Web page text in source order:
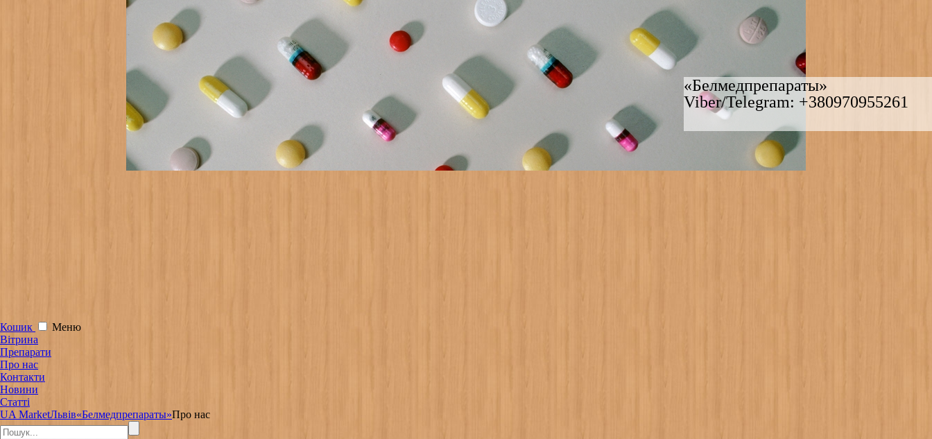
«Белмедпрепараты»
Viber/Telegram: +380970955261
Кошик
Меню
Вітрина
Препарати
Про нас
Контакти
Новини
Статті
UA MarketЛьвів«Белмедпрепараты»Про нас